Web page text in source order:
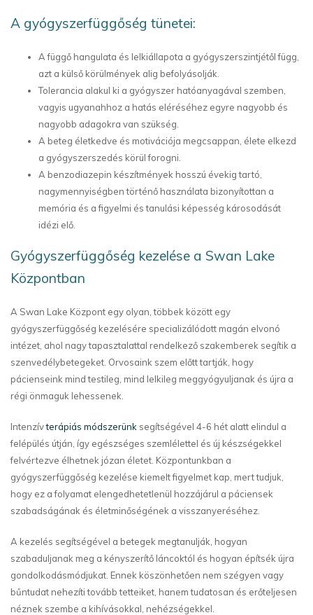
A gyógyszerfüggőség tünetei:
A függő hangulata és lelkiállapota a gyógyszerszintjétől függ,
azt a külső körülmények alig befolyásolják.
Tolerancia alakul ki a gyógyszer hatóanyagával szemben,
vagyis ugyanahhoz a hatás eléréséhez egyre nagyobb és
nagyobb adagokra van szükség.
A beteg életkedve és motivációja megcsappan, élete elkezd
a gyógyszerszedés körül forogni.
A benzodiazepin készítmények hosszú évekig tartó,
nagymennyiségben történő használata bizonyítottan a
memória és a figyelmi és tanulási képesség károsodását
idézi elő.
Gyógyszerfüggőség kezelése a Swan Lake
Központban
A Swan Lake Központ egy olyan, többek között egy
gyógyszerfüggőség kezelésére specializálódott magán elvonó
intézet, ahol nagy tapasztalattal rendelkező szakemberek segítik a
szenvedélybetegeket. Orvosaink szem előtt tartják, hogy
pácienseink mind testileg, mind lelkileg meggyógyuljanak és újra a
régi önmaguk lehessenek.
Intenzívterápiás módszerünk segítségével 4-6 hét alatt elindul a
felépülés útján, így egészséges szemlélettel és új készségekkel
felvértezve élhetnek józan életet. Központunkban a
gyógyszerfüggőség kezelése kiemelt figyelmet kap, mert tudjuk,
hogy ez a folyamat elengedhetetlenül hozzájárul a páciensek
szabadságának és életminőségének a visszanyeréséhez.
A kezelés segítségével a betegek megtanulják, hogyan
szabaduljanak meg a kényszerítő láncoktól és hogyan építsék újra
gondolkodásmódjukat. Ennek köszönhetően nem szégyen vagy
bűntudat nehezíti tovább tetteiket, hanem tudatosan és erőteljesen
néznek szembe a kihívásokkal, nehézségekkel.